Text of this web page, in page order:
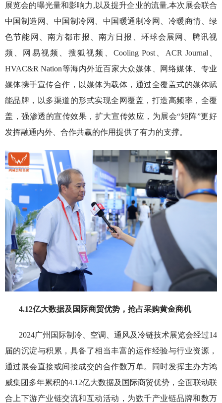
展览会的曝光量和影响力,以及提升企业的流量,本次展会联合
中国制造网、中国制冷网、中国暖通制冷网、冷暖商情、绿
色节能网、南方都市报、南方日报、环球会展网、腾讯视
频、网易视频、搜狐视频、Cooling Post、ACR Journal、
HVAC&R Nation等海内外近百家大众媒体、网络媒体、专业
媒体携手宣传合作，以媒体为载体，通过全覆盖式的媒体赋
能品牌，以多渠道的形式实现全网覆盖，打造高频率，全覆
盖，强渗透的宣传效果，扩大宣传效应，为展会“矩阵”更好
发挥融通内外、合作共赢的作用提供了有力的支撑。
4.12亿大数据及国际商贸优势，抢占采购黄金商机
2024广州国际制冷、空调、通风及冷链技术展览会经过14
届的沉淀与积累，具备了相当丰富的运作经验与行业资源，
通过展会直接或间接成交的合作数万单。同时发挥主办方鸿
威集团多年累积的4.12亿大数据及国际商贸优势，全面联动联
合上下游产业链交流和互动活动，为数千产业链品牌和数万